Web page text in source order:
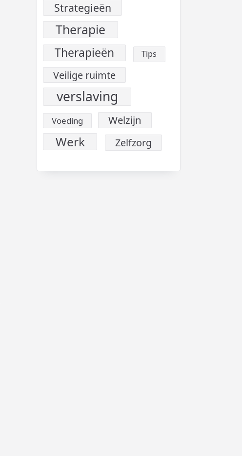
Strategieën
Therapie
Therapieën Tips
Veilige ruimte
verslaving
Voeding Welzijn
Werk Zelfzorg